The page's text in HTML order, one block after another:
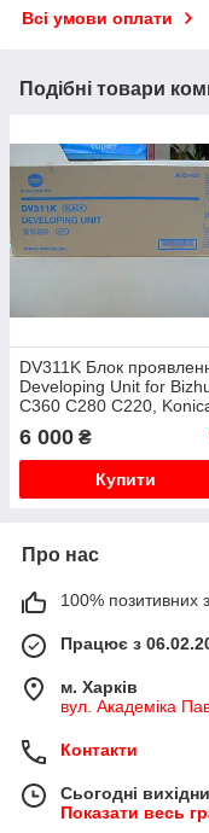
Всі умови оплати
Подібні товари
DV311K Блок
Developing Unit for
C360 C280 C220,
Minolta, dv-311k, A0XV-
a0x
6 000 ₴
Купити
Про нас
100% позитивних з
Працює з
м. Харків
вул. Академіка
Контакти
Сьогодні
Показати весь